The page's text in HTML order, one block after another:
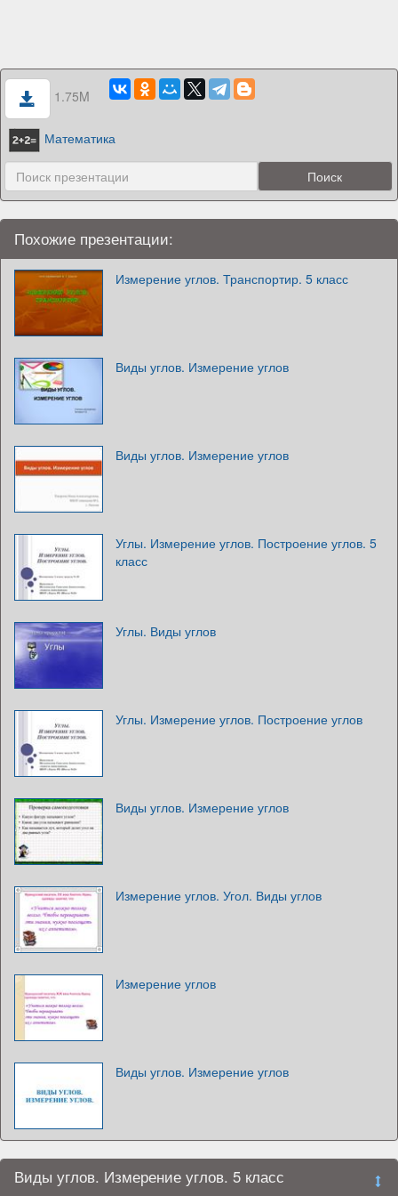
1.75M
Математика
Похожие презентации:
Измерение углов. Транспортир. 5 класс
Виды углов. Измерение углов
Виды углов. Измерение углов
Углы. Измерение углов. Построение углов. 5
класс
Углы. Виды углов
Углы. Измерение углов. Построение углов
Виды углов. Измерение углов
Измерение углов. Угол. Виды углов
Измерение углов
Виды углов. Измерение углов
Виды углов. Измерение углов. 5 класс